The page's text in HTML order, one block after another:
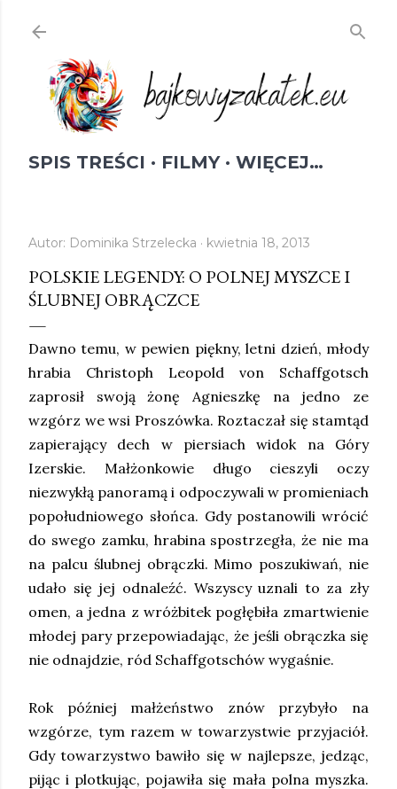
SPIS TREŚCI FILMY WIĘCEJ…
Autor: Dominika Strzelecka kwietnia 18, 2013
POLSKIE LEGENDY: O POLNEJ MYSZCE I
ŚLUBNEJ OBRĄCZCE
Dawno temu, w pewien piękny, letni dzień, młody
hrabia Christoph Leopold von Schaffgotsch
zaprosił swoją żonę Agnieszkę na jedno ze
wzgórz we wsi Proszówka. Roztaczał się stamtąd
zapierający dech w piersiach widok na Góry
Izerskie. Małżonkowie długo cieszyli oczy
niezwykłą panoramą i odpoczywali w promieniach
popołudniowego słońca. Gdy postanowili wrócić
do swego zamku, hrabina spostrzegła, że nie ma
na palcu ślubnej obrączki. Mimo poszukiwań, nie
udało się jej odnaleźć. Wszyscy uznali to za zły
omen, a jedna z wróżbitek pogłębiła zmartwienie
młodej pary przepowiadając, że jeśli obrączka się
nie odnajdzie, ród Schaffgotschów wygaśnie.
Rok później małżeństwo znów przybyło na
wzgórze, tym razem w towarzystwie przyjaciół.
Gdy towarzystwo bawiło się w najlepsze, jedząc,
pijąc i plotkując, pojawiła się mała polna myszka.